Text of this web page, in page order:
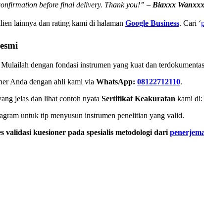
before final delivery. Thank you!” – Biaxxx Wanxxx
lainnya dan rating kami di halaman Google Business. Cari ‘
dengan fondasi instrumen yang kuat dan
Anda dengan ahli kami via WhatsApp: 08122712110.
jelas dan lihat contoh nyata Sertifikat Keakuratan kami di:
untuk tip menyusun instrumen penelitian yang valid.
kuesioner pada spesialis metodologi dari